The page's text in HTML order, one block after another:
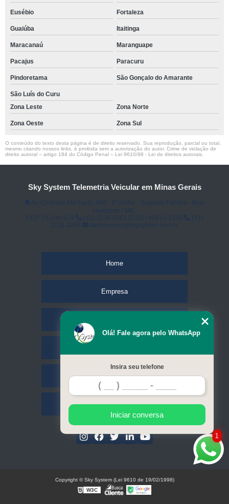
Eusébio Fortaleza
Guaiúba Itaitinga
Maracanaú Maranguape
Pacajus Paracuru
Pindoretama São Gonçalo do Amarante
São Luís do Curu
Zona Leste
Zona Norte
Zona Oeste Zona Sul
O conteúdo do texto desta página é de direito reservado. Sua reprodução, parcial ou total,
mesmo citando nossos links, é proibida sem a autorização do autor. Crime de violação de
direito autoral – artigo 184 do Código Penal – Lei 9610/98 - Lei de direitos autorais
Sky System Telemetria Veicular em Minas Gerais
Home
Empresa
Contato
Mapa do site
1
Olá! Fale agora pelo WhatsApp
Insira seu telefone
Iniciar conversa
Copyright © Sky System (Lei 9610 de 19/02/1998)
W3C